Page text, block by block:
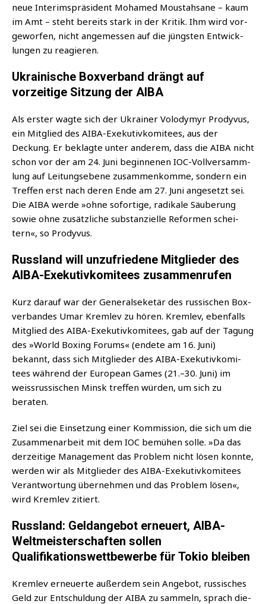
neue Inte­rims­prä­si­dent Moha­med Moustah­sa­ne – kaum
im Amt – steht bereits stark in der Kri­tik. Ihm wird vor­
ge­wor­fen, nicht ange­mes­sen auf die jüngs­ten Ent­wick­
lun­gen zu reagieren.
Ukrainische Boxverband drängt auf
vorzeitige Sitzung der AIBA
Als ers­ter wag­te sich der Ukrai­ner Volo­dym­yr Pro­dy­vus,
ein Mit­glied des AIBA-Exe­ku­tiv­ko­mi­tees, aus der
Deckung. Er beklag­te unter ande­rem, dass die AIBA nicht
schon vor der am 24. Juni begin­nenen IOC-Voll­ver­samm­
lung auf Lei­tungs­ebe­ne zusam­men­kom­me, son­dern ein
Tref­fen erst nach deren Ende am 27. Juni ange­setzt sei.
Die AIBA wer­de »ohne sofor­ti­ge, radi­ka­le Säu­be­rung
sowie ohne zusätz­li­che sub­stan­zi­el­le Refor­men schei­
tern«, so Prodyvus.
Russland will unzufriedene Mitglieder des
AIBA-Exekutivkomitees zusammenrufen
Kurz dar­auf war der Gene­ral­se­ke­tär des rus­si­schen Box­
ver­ban­des Umar Kreml­ev zu hören. Kreml­ev, eben­falls
Mit­glied des AIBA-Exe­ku­tiv­ko­mi­tees, gab auf der Tagung
des »World Boxing Forums« (ende­te am 16. Juni)
bekannt, dass sich Mit­glie­der des AIBA-Exe­ku­tiv­ko­mi­
tees wäh­rend der Euro­pean Games (21.–30. Juni) im
weiss­rus­si­schen Minsk tref­fen wür­den, um sich zu
beraten.
Ziel sei die Ein­set­zung einer Kom­mis­si­on, die sich um die
Zusam­men­ar­beit mit dem IOC bemü­hen sol­le. »Da das
der­zei­ti­ge Manage­ment das Pro­blem nicht lösen konn­te,
wer­den wir als Mit­glie­der des AIBA-Exe­ku­tiv­ko­mi­tees
Ver­ant­wor­tung über­neh­men und das Pro­blem lösen«,
wird Kreml­ev zitiert.
Russland: Geldangebot erneuert, AIBA-
Weltmeisterschaften sollen
Qualifikationswettbewerbe für Tokio bleiben
Kreml­ev erneu­er­te außer­dem sein Ange­bot, rus­si­sches
Geld zur Ent­schul­dung der AIBA zu sam­meln, sprach die­